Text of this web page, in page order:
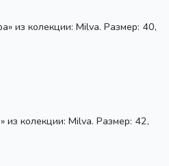
из колекции: Milva. Размер: 40,
из колекции: Milva. Размер: 42,